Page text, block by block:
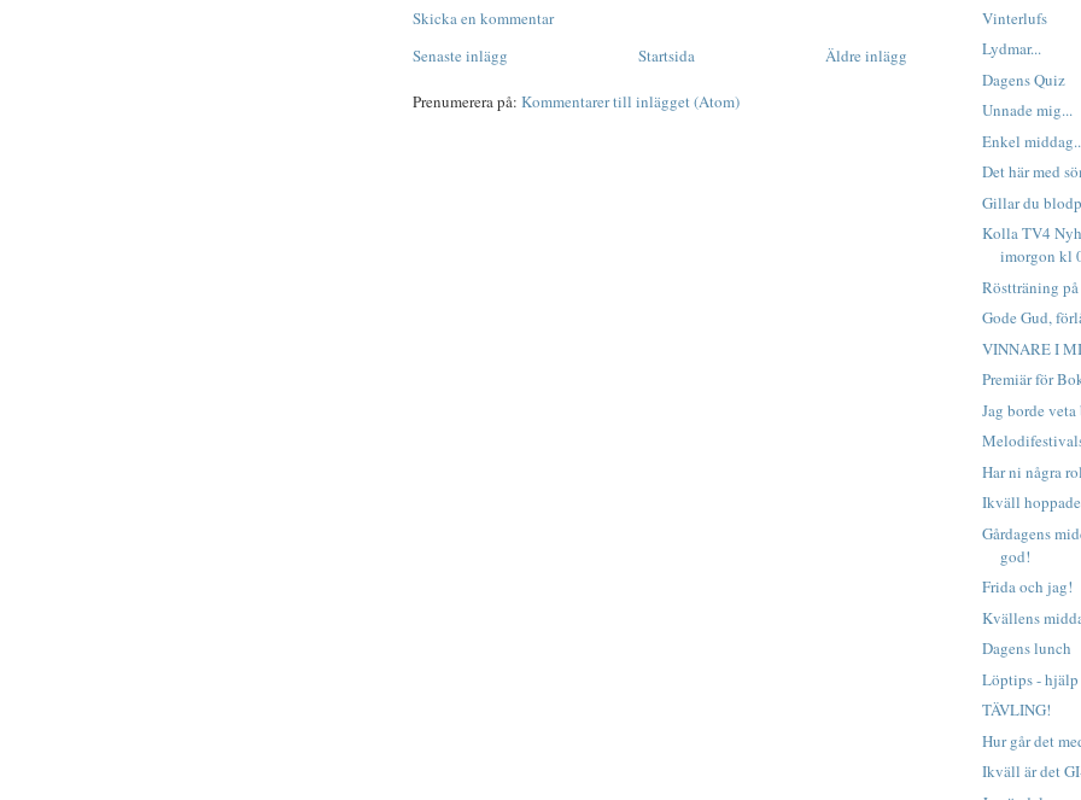
Skicka en kommentar
Senaste inlägg
Äldre inlägg
Startsida
Prenumerera på: Kommentarer till inlägget (Atom)
Vinterlufs
Lydmar...
Dagens Quiz
Unnade mig...
Enkel
Det här med
Gillar du
Kolla TV4
imorgon kl
Röstträning
Gode Gud,
VINNARE I
Premiär för
Jag borde veta
Har ni några
Ikväll
Gårdagens
god!
Frida och jag!
Kvällens
Dagens lunch
Löptips -
TÄVLING!
Hur går det
Ikväll är det